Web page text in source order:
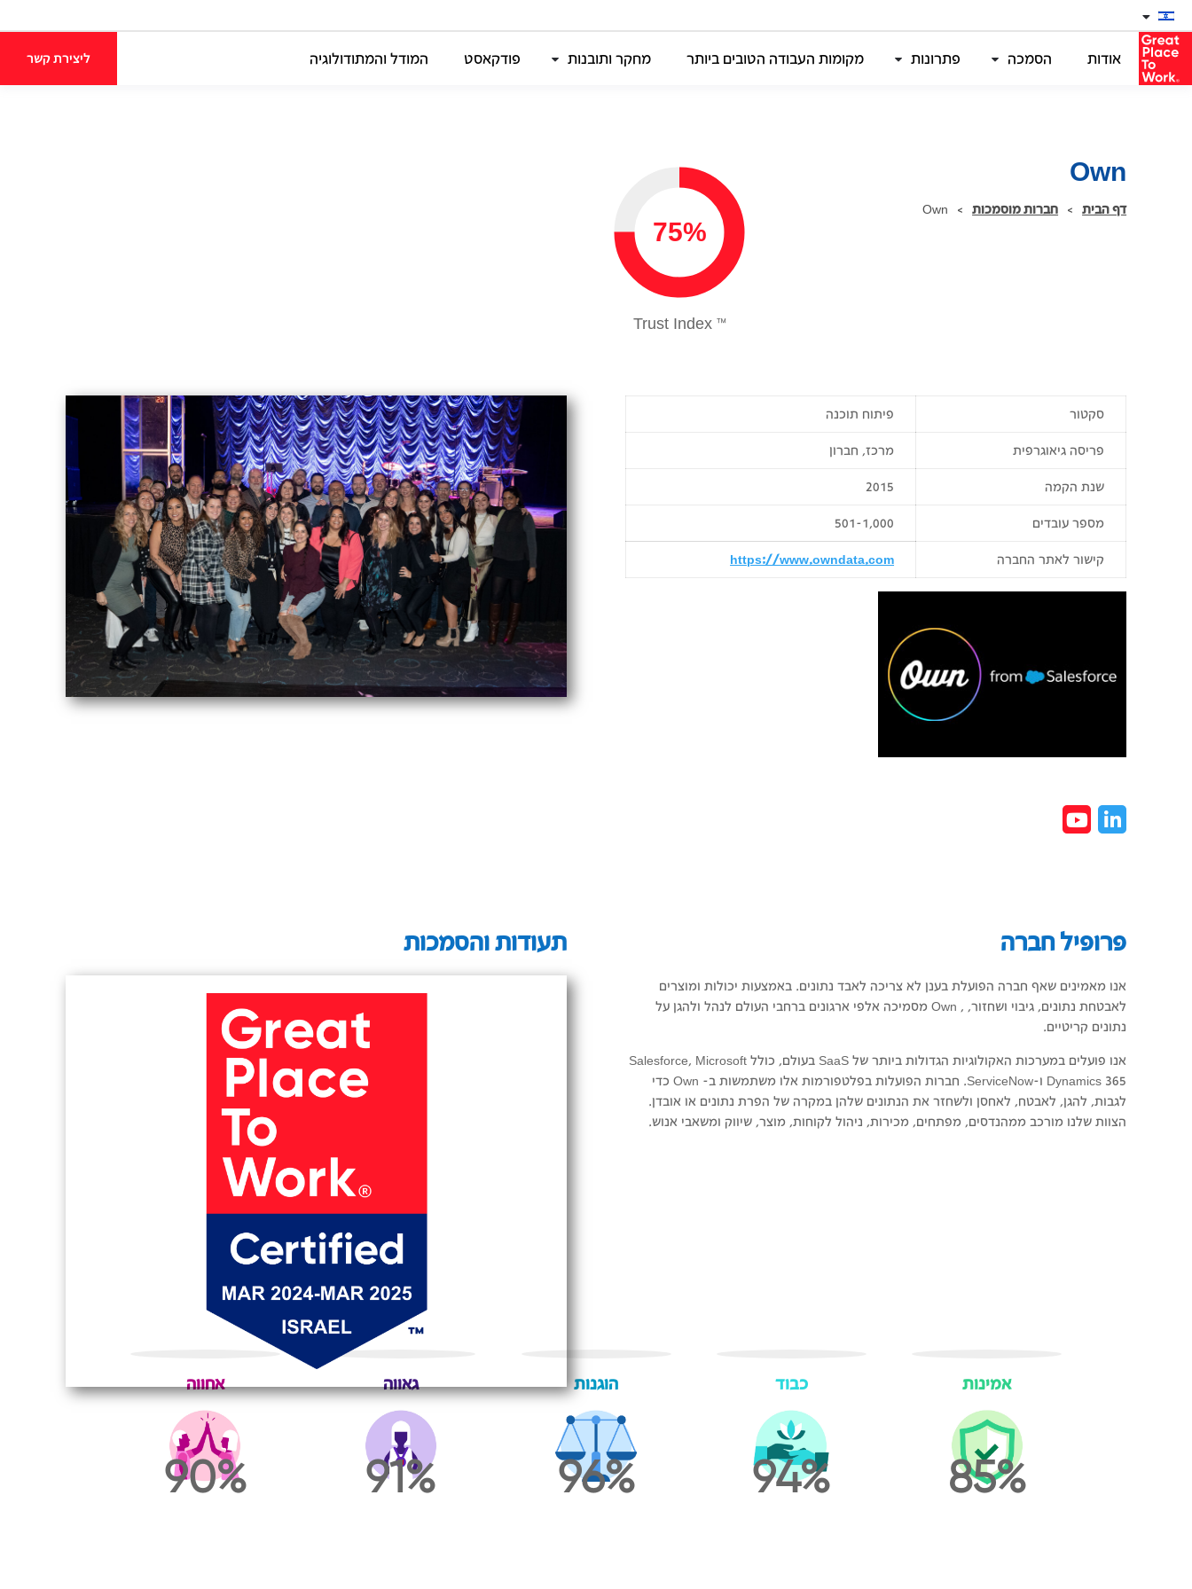
אודות הסמכה פתרונות מקומות העבודה הטובים ביותר מחקר ותובנות פודקאסט המודל והמתודולוגיה ליצירת קשר
Own
Own חברות מוסמכות > דף הבית >
75%
™
Trust Index
סקטור פיתוח תוכנה
פריסה גיאוגרפית מרכז, חברון
שנת הקמה 2015
מספר עובדים 501-1,000
קישור לאתר החברה https://www.owndata.com
תעודות והסמכות פרופיל חברה
אנו מאמינים שאף חברה הפועלת בענן לא צריכה לאבד נתונים. באמצעות יכולות ומוצרים
לאבטחת נתונים, גיבוי ושחזור, , Own מסמיכה אלפי ארגונים ברחבי העולם לנהל ולהגן על
נתונים קריטיים.
אנו פועלים במערכות האקולוגיות הגדולות ביותר של SaaS בעולם, כולל Salesforce, Microsoft
Dynamics 365 ו-ServiceNow. חברות הפועלות בפלטפורמות אלו משתמשות ב- Own כדי
לגבות, להגן, לאבטח, לאחסן ולשחזר את הנתונים שלהן במקרה של הפרת נתונים או אובדן.
הצוות שלנו מורכב ממהנדסים, מפתחים, מכירות, ניהול לקוחות, מוצר, שיווק ומשאבי אנוש.
85
אמינות
94
כבוד
96
הוגנות
91
גאווה
90
אחווה